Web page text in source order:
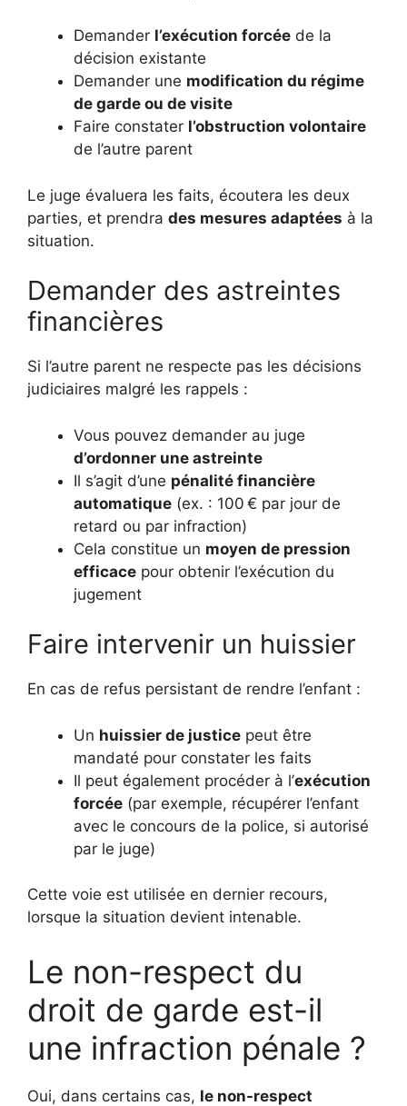
Demander l’exécution forcée de la
décision existante
Demander une modification du régime
de garde ou de visite
Faire constater l’obstruction volontaire
de l’autre parent
Le juge évaluera les faits, écoutera les deux
parties, et prendra des mesures adaptées à la
situation.
Demander des astreintes
financières
Si l’autre parent ne respecte pas les décisions
judiciaires malgré les rappels :
Vous pouvez demander au juge
d’ordonner une astreinte
Il s’agit d’une pénalité financière
automatique (ex. : 100 € par jour de
retard ou par infraction)
Cela constitue un moyen de pression
efficace pour obtenir l’exécution du
jugement
Faire intervenir un huissier
En cas de refus persistant de rendre l’enfant :
Un huissier de justice peut être
mandaté pour constater les faits
Il peut également procéder à l’exécution
forcée (par exemple, récupérer l’enfant
avec le concours de la police, si autorisé
par le juge)
Cette voie est utilisée en dernier recours,
lorsque la situation devient intenable.
Le non-respect du
droit de garde est-il
une infraction pénale ?
Oui, dans certains cas, le non-respect